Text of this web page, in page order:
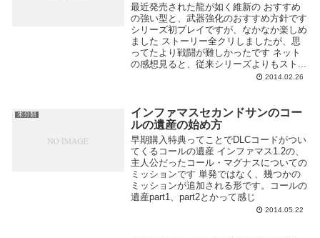
最近発売された龍が如く維新の おすすめ
の強い型と、武器強化のおすすめ方針です
シリーズ初プレイですが、なかなか楽しめ
ました ストーリー全クリしましたが、思
ってたより戦闘が難しかったです ネット
の感想見ると、従来シリーズよりもスト...
2014.02.26
未分類
インファマスセカンドサンのコー
ルの遺産の始め方
早期購入特典ってことでDLCコードがつい
てくるコールの遺産 インファマス1.2の、
主人公だったコール・マグナスについての
ミッションです 単発ではなく、幾つかの
ミッションが追加される形です。コールの
遺産part1、part2とかって感じ
2014.05.22